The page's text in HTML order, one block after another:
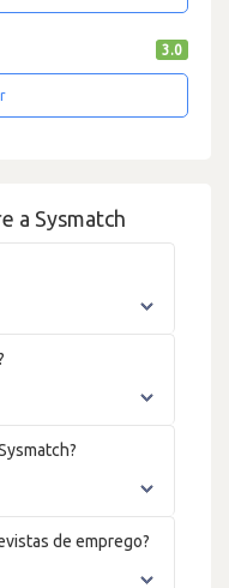
a Sysmatch
de emprego?
3.0